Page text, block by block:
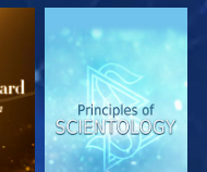
A SOROZAT
RÉSZEI